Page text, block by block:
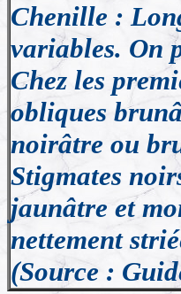
Chenille :
variables. On
Chez les
obliques
noirâtre ou
Stigmates
jaunâtre et
nettement
(Source :